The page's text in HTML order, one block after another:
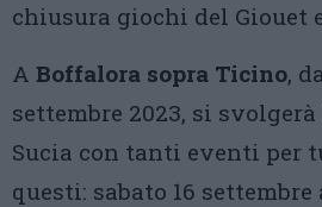
chiusura giochi del Giouet
A Boffalora sopra Ticino,
settembre 2023, si svolgerà
Sucia con tanti eventi per
questi: sabato 16 settembre